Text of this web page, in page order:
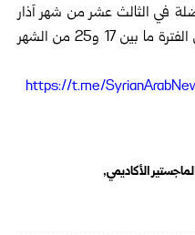
في الثالث عشر من شهر آذار
‏الجاري، وحددت مدة التقدم لها خلال الفترة ما بين 17 و25 من الشهر
الأكاديمي